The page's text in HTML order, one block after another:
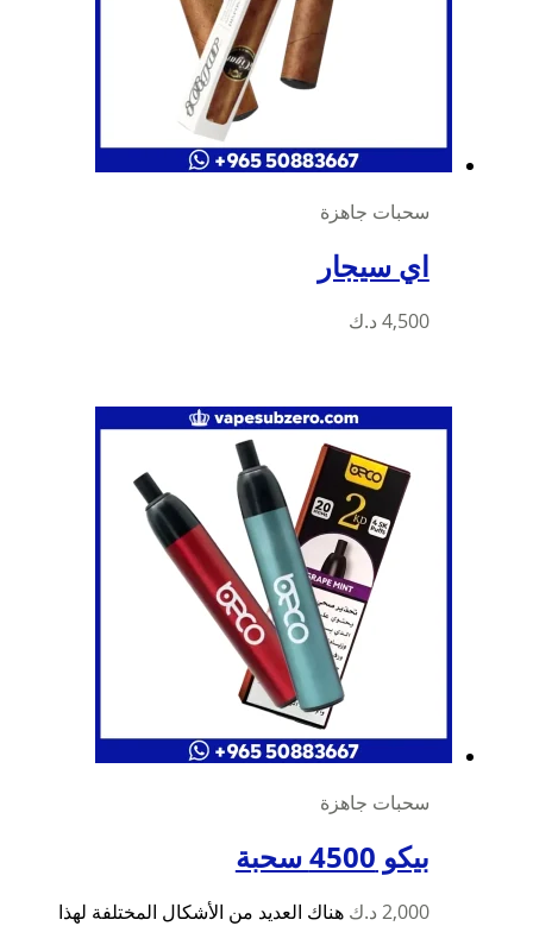
سحبات جاهزة
اي سيجار
4,500 د.ك
سحبات جاهزة
بيكو 4500 سحبة
2,000 د.ك هناك العديد من الأشكال المختلفة لهذا